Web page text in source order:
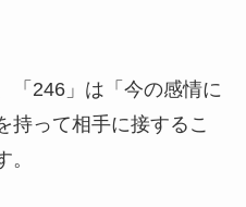
「246」は「今の感情に
持って相手に接するこ